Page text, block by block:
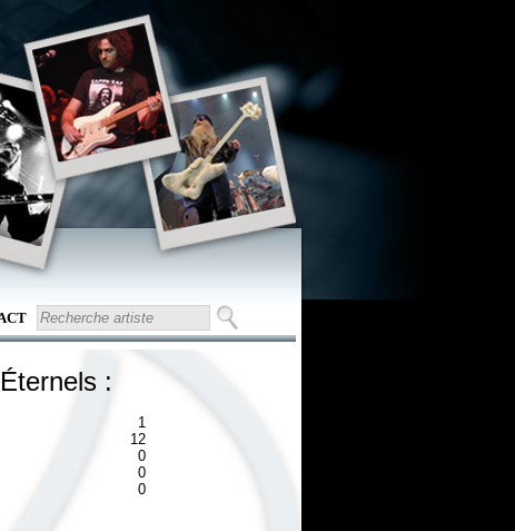
:
1
12
0
0
0